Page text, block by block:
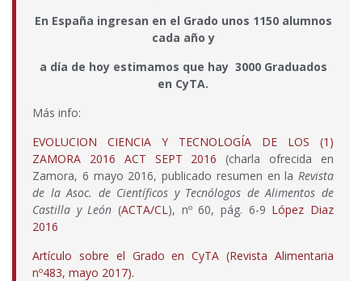
En España ingresan en el Grado unos 1150 alumnos
cada año y
a día de hoy estimamos que hay 3000 Graduados
en CyTA.
Más info:
EVOLUCION CIENCIA Y TECNOLOGÍA DE LOS (1)
ZAMORA 2016 ACT SEPT 2016 (charla ofrecida en
Zamora, 6 mayo 2016, publicado resumen en la Revista
de la Asoc. de Científicos y Tecnólogos de Alimentos de
Castilla y León (ACTA/CL ), nº 60, pág. 6-9 López Diaz
2016
Artículo sobre el Grado en CyTA (Revista Alimentaria
nº483, mayo 2017).